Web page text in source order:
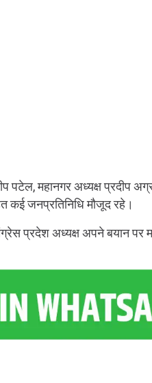
पटेल, महानगर अध्यक्ष प्रदीप
कई जनप्रतिनिधि मौजूद रहे।
प्रदेश अध्यक्ष अपने बयान पर